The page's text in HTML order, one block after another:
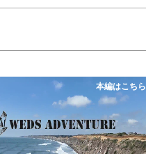
本編はこちら